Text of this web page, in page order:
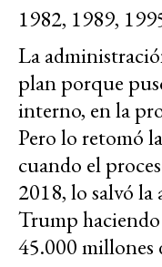
1982, 1989,
La
plan porque
interno, en la
Pero lo retomó
cuando el
2018, lo salvó
Trump
45.000 millones